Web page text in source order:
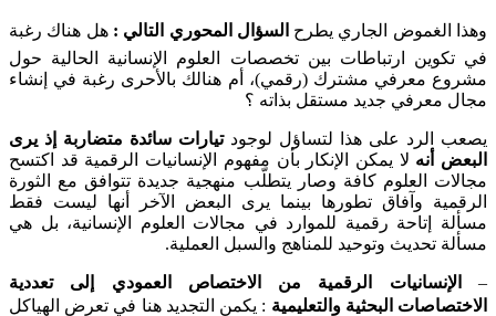
وهذا الغموض الجاري يطرح  السؤال المحوري التالي :هل هناك رغبة
في تكوين ارتباطات بين تخصصات العلوم الإنسانية الحالية حول
مشروع معرفي مشترك (رقمي)، أم هنالك بالأحرى رغبة في إنشاء
مجال معرفي جديد مستقل بذاته ؟
يصعب الرد على هذا لتساؤل لوجودتيارات سائدة متضاربة إذ يرى
البعض أنه لا يمكن الإنكار بأن مفهوم الإنسانيات الرقمية قد اكتسح
مجالات العلوم كافة وصار يتطلّب منهجية جديدة تتوافق مع الثورة
الرقمية وآفاق تطورها بينما يرى البعض الآخر أنها ليست فقط
مسألة إتاحة رقمية للموارد في مجالات العلوم الإنسانية، بل هي
مسألة تحديث وتوحيد للمناهج والسبل العملية.
–
الإنسانيات الرقمية من الاختصاص العمودي إلى تعددية
الاختصاصات البحثية والتعليمية : يكمن التجديد هنا في تعرض الهياكل